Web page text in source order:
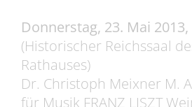
Donnerstag, 23. Mai
(Historischer Reichssaal
Rathauses)
Dr. Christoph Meixner M.
für Musik FRANZ LISZT